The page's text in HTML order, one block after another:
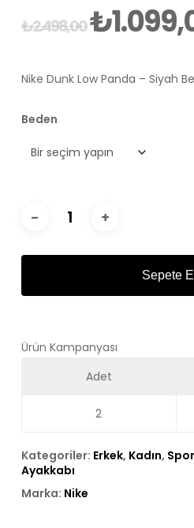
₺2.498,00Orijinal
fiyat:
₺
Nike Dunk Low Panda – Siyah
Beden
Sepete
Ürün Kampanyası
Adet
2
Kategoriler: Erkek, Kadın,
Ayakkabı
Marka: Nike